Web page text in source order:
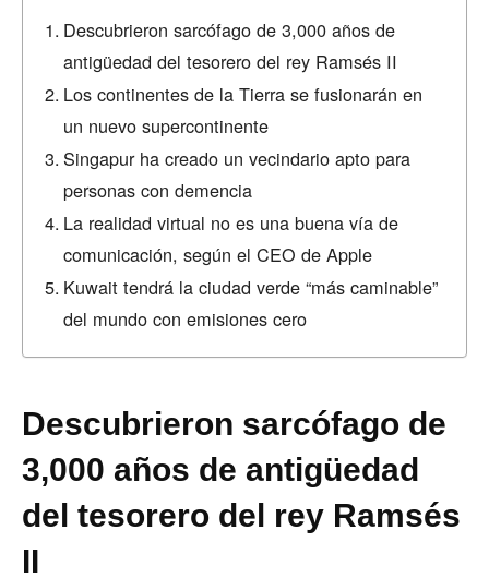
Descubrieron sarcófago de 3,000 años de
antigüedad del tesorero del rey Ramsés II
Los continentes de la Tierra se fusionarán en
un nuevo supercontinente
Singapur ha creado un vecindario apto para
personas con demencia
La realidad virtual no es una buena vía de
comunicación, según el CEO de Apple
Kuwait tendrá la ciudad verde “más caminable”
del mundo con emisiones cero
Descubrieron sarcófago de
3,000 años de antigüedad
del tesorero del rey Ramsés
II